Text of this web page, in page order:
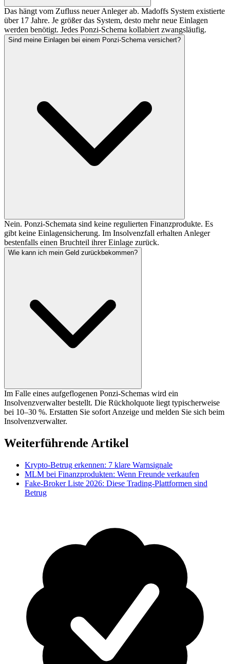
Das hängt vom Zufluss neuer Anleger ab. Madoffs System existierte
über 17 Jahre. Je größer das System, desto mehr neue Einlagen
werden benötigt. Jedes Ponzi-Schema kollabiert zwangsläufig.
Sind meine Einlagen bei einem Ponzi-Schema versichert?
Nein. Ponzi-Schemata sind keine regulierten Finanzprodukte. Es
gibt keine Einlagensicherung. Im Insolvenzfall erhalten Anleger
bestenfalls einen Bruchteil ihrer Einlage zurück.
Wie kann ich mein Geld zurückbekommen?
Im Falle eines aufgeflogenen Ponzi-Schemas wird ein
Insolvenzverwalter bestellt. Die Rückholquote liegt typischerweise
bei 10–30 %. Erstatten Sie sofort Anzeige und melden Sie sich beim
Insolvenzverwalter.
Weiterführende Artikel
Krypto-Betrug erkennen: 7 klare Warnsignale
MLM bei Finanzprodukten: Wenn Freunde verkaufen
Fake-Broker Liste 2026: Diese Trading-Plattformen sind
Betrug